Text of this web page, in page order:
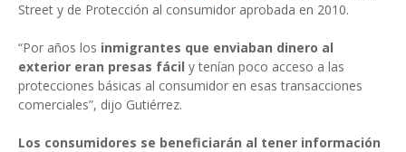
Street y de Protección al consumidor aprobada en 2010.
“Por años los inmigrantes que enviaban dinero al
exterior eran presas fácil y tenían poco acceso a las
protecciones básicas al consumidor en esas transacciones
comerciales”, dijo Gutiérrez.
Los consumidores se beneficiarán al tener información